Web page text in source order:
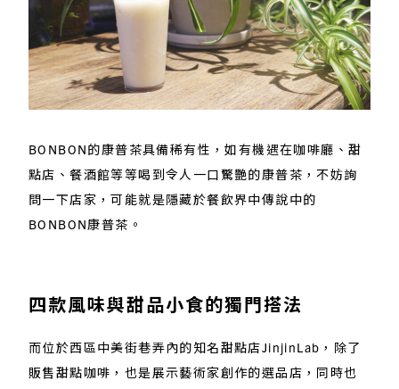
BONBON的康普茶具備稀有性，如有機遇在咖啡廳、甜
點店、餐酒館等等喝到令人一口驚艷的康普茶，不妨詢
問一下店家，可能就是隱藏於餐飲界中傳說中的
BONBON康普茶。
四款風味與甜品小食的獨門搭法
而位於西區中美街巷弄內的知名甜點店JinjinLab，除了
販售甜點咖啡，也是展示藝術家創作的選品店，同時也